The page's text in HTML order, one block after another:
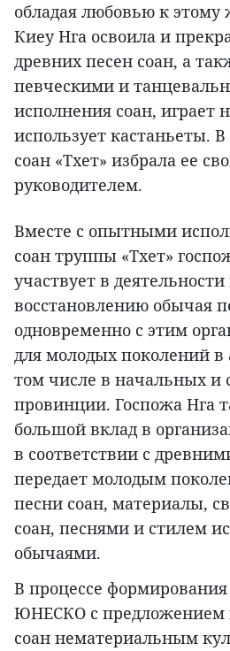
обладая любовью к этому
Киеу Нга освоила и
древних песен соан, а
певческими и
исполнения соан, играет
использует кастаньеты. В
соан «Тхет» избрала ее
руководителем.
Вместе с опытными
соан труппы «Тхет»
участвует в
восстановлению обычая
одновременно с этим
для молодых поколений в
том числе в начальных и
провинции. Госпожа Нга
большой вклад в
в соответствии с
передает молодым
песни соан, материалы,
соан, песнями и стилем
обычаями.
В процессе формирования
ЮНЕСКО с предложением
соан нематериальным